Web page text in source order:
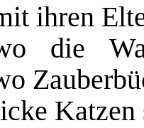
ihren
die
Katzen